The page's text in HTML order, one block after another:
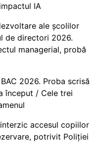
IA
ale școlilor
de directori 2026.
managerial, probă
2026. Proba scrisă
început / Cele trei
accesul copiilor
potrivit Poliției